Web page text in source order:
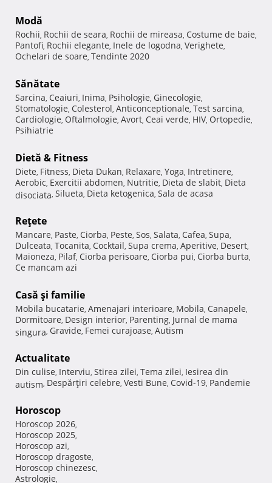
Modă
Rochii, Rochii de seara, Rochii de mireasa, Costume de baie,
Pantofi, Rochii elegante, Inele de logodna, Verighete,
Ochelari de soare, Tendinte 2020
Sănătate
Sarcina, Ceaiuri, Inima, Psihologie, Ginecologie,
Stomatologie, Colesterol, Anticonceptionale, Test sarcina,
Cardiologie, Oftalmologie, Avort, Ceai verde, HIV, Ortopedie,
Psihiatrie
Dietă & Fitness
Diete, Fitness, Dieta Dukan, Relaxare, Yoga, Intretinere,
Aerobic, Exercitii abdomen, Nutritie, Dieta de slabit, Dieta
disociata, Silueta, Dieta ketogenica, Sala de acasa
Reţete
Mancare, Paste, Ciorba, Peste, Sos, Salata, Cafea, Supa,
Dulceata, Tocanita, Cocktail, Supa crema, Aperitive, Desert,
Maioneza, Pilaf, Ciorba perisoare, Ciorba pui, Ciorba burta,
Ce mancam azi
Casă şi familie
Mobila bucatarie, Amenajari interioare, Mobila, Canapele,
Dormitoare, Design interior, Parenting, Jurnal de mama
singura, Gravide, Femei curajoase, Autism
Actualitate
Din culise, Interviu, Stirea zilei, Tema zilei, Iesirea din
autism, Despărţiri celebre, Vesti Bune, Covid-19, Pandemie
Horoscop
Horoscop 2026,
Horoscop 2025,
Horoscop azi,
Horoscop dragoste,
Horoscop chinezesc,
Astrologie,